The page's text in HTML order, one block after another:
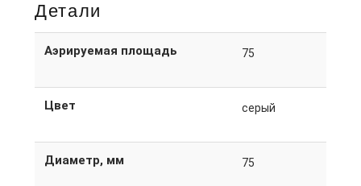
Детали
Аэрируемая площадь 75
Цвет серый
Диаметр, мм 75